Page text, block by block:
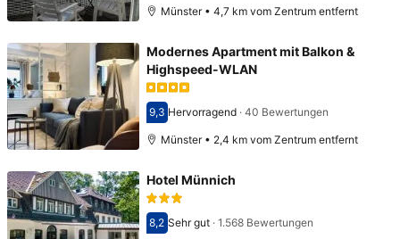
Münster • 4,7 km vom Zentrum entfernt
Modernes Apartment mit Balkon &
Highspeed-WLAN
Bewertet mit 9,3
9,3 Hervorragend· 40 Bewertungen
Münster • 2,4 km vom Zentrum entfernt
Hotel Münnich
Bewertet mit 8,2
8,2 Sehr gut· 1.568 Bewertungen